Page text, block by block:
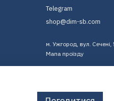
Telegram
shop@dim-sb.com
м. Ужгород, вул. Сечені,
Мапа проїзду